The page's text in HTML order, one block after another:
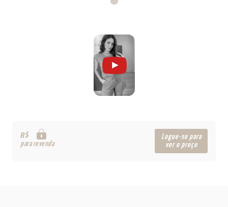
R$
para revenda
Logue-se para
ver o preço